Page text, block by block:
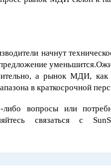
начнут
а рынок МДИ, как
в краткосрочной
вопросы или
связаться с